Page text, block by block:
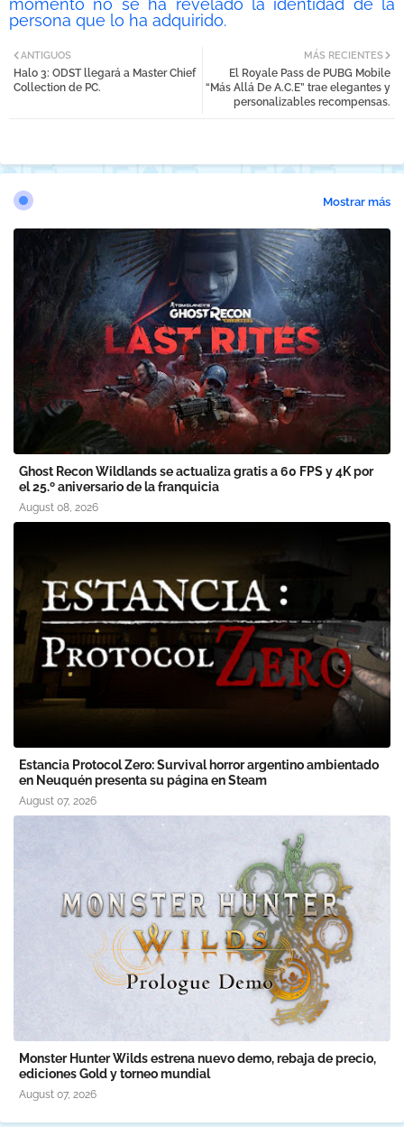
momento no se ha revelado la identidad de la
persona que lo ha adquirido.
MÁS RECIENTES
El Royale Pass de PUBG Mobile
“Más Allá De A.C.E” trae elegantes y
personalizables recompensas.
ANTIGUOS
Halo 3: ODST llegará a Master Chief
Collection de PC.
Mostrar más
Ghost Recon Wildlands se actualiza gratis a 60 FPS y 4K por
el 25.º aniversario de la franquicia
August 08, 2026
Estancia Protocol Zero: Survival horror argentino ambientado
en Neuquén presenta su página en Steam
August 07, 2026
Monster Hunter Wilds estrena nuevo demo, rebaja de precio,
ediciones Gold y torneo mundial
August 07, 2026